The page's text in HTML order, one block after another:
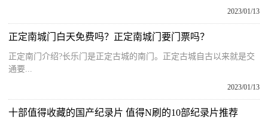
2023/01/13
正定南城门白天免费吗？正定南城门要门票吗？
正定南门介绍?长乐门是正定古城的南门。正定古城自古以来就是交
通要...
2023/01/13
十部值得收藏的国产纪录片 值得N刷的10部纪录片推荐